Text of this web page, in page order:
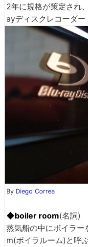
2年に規格が策定され
ayディスクレコーダー
By Diego Correa
◆boiler room(名詞)
蒸気船の中にボイラ
m(ボイラルーム)と呼